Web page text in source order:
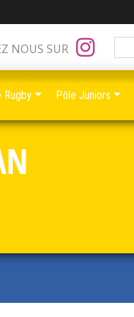
NOUS SUR
Rugby Pôle Juniors